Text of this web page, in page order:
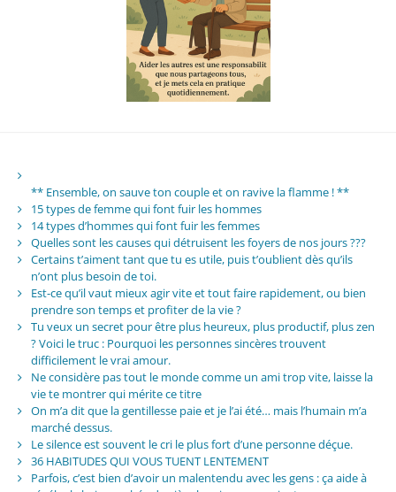
** Ensemble, on sauve ton couple et on ravive la flamme ! **
15 types de femme qui font fuir les hommes
14 types d’hommes qui font fuir les femmes
Quelles sont les causes qui détruisent les foyers de nos jours ???
Certains t’aiment tant que tu es utile, puis t’oublient dès qu’ils
n’ont plus besoin de toi.
Est-ce qu’il vaut mieux agir vite et tout faire rapidement, ou bien
prendre son temps et profiter de la vie ?
Tu veux un secret pour être plus heureux, plus productif, plus zen
? Voici le truc : Pourquoi les personnes sincères trouvent
difficilement le vrai amour.
Ne considère pas tout le monde comme un ami trop vite, laisse la
vie te montrer qui mérite ce titre
On m’a dit que la gentillesse paie et je l’ai été… mais l’humain m’a
marché dessus.
Le silence est souvent le cri le plus fort d’une personne déçue.
36 HABITUDES QUI VOUS TUENT LENTEMENT
Parfois, c’est bien d’avoir un malentendu avec les gens : ça aide à